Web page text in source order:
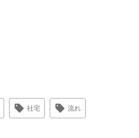
社宅 流れ